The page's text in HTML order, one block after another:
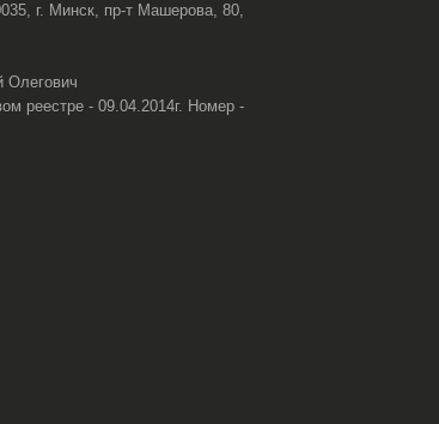
г. Минск, пр-т Машерова, 80,
Олегович
реестре - 09.04.2014г. Номер -